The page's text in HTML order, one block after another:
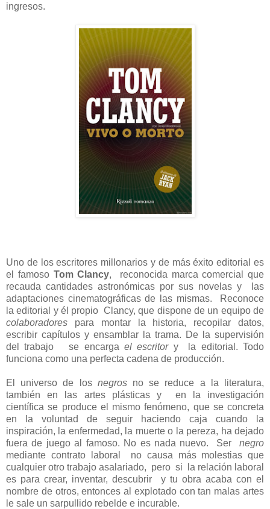
ingresos.
Uno de los escritores millonarios y de más éxito editorial es
el famoso Tom Clancy, reconocida marca comercial que
recauda cantidades astronómicas por sus novelas y las
adaptaciones cinematográficas de las mismas. Reconoce
la editorial y él propio Clancy, que dispone de un equipo de
colaboradores para montar la historia, recopilar datos,
escribir capítulos y ensamblar la trama. De la supervisión
del trabajo se encarga el escritor y la editorial. Todo
funciona como una perfecta cadena de producción.
El universo de los negrosno se reduce a la literatura,
también en las artes plásticas y en la investigación
científica se produce el mismo fenómeno, que se concreta
en la voluntad de seguir haciendo caja cuando la
inspiración, la enfermedad, la muerte o la pereza, ha dejado
fuera de juego al famoso. No es nada nuevo. Ser negro
mediante contrato laboral no causa más molestias que
cualquier otro trabajo asalariado, pero si la relación laboral
es para crear, inventar, descubrir y tu obra acaba con el
nombre de otros, entonces al explotado con tan malas artes
le sale un sarpullido rebelde e incurable.